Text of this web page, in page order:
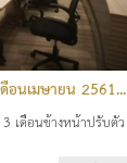
อนเมษายน 2561...
เดือนข้างหน้าปรับตัว